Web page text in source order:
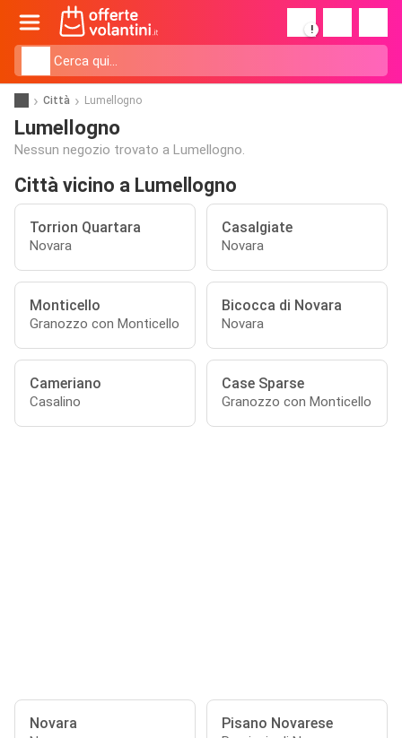
!
Città Lumellogno
Lumellogno
Nessun negozio trovato a Lumellogno.
Città vicino a Lumellogno
Torrion Quartara
Novara
Casalgiate
Novara
Monticello
Granozzo con Monticello
Bicocca di Novara
Novara
Cameriano
Casalino
Case Sparse
Granozzo con Monticello
Novara Pisano Novarese